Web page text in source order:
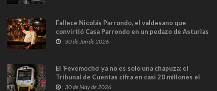
Fallece Nicolás Parrondo, el valdesano que
convirtió Casa Parrondo en un pedazo de Asturias
en Madrid
30 de Jun de 2026
El ‘Fevemocho’ ya no es solo una chapuza: el
Tribunal de Cuentas cifra en casi 20 millones el
sobrecoste de los trenes que no cabían por los
30 de May de 2026